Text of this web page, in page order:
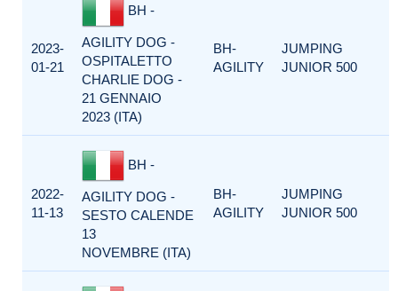
2023-
01-21
BH -
AGILITY DOG -
OSPITALETTO
CHARLIE DOG -
21 GENNAIO
2023 (ITA)
BH-
AGILITY
JUMPING
JUNIOR 500
2022-
11-13
BH -
AGILITY DOG -
SESTO CALENDE
13
NOVEMBRE (ITA)
BH-
AGILITY
JUMPING
JUNIOR 500